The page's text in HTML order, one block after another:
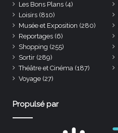
Les Bons Plans (4)
Loisirs (810)
Musée et Exposition (280)
Reportages (6)
Shopping (255)
Sortir (289)
Théâtre et Cinéma (187)
Voyage (27)
Propulsé par